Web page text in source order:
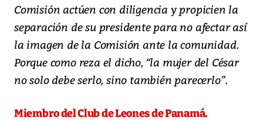
Comisión actúen con diligencia y propicien la
separación de su presidente para no afectar así
la imagen de la Comisión ante la comunidad.
Porque como reza el dicho, “la mujer del César
no solo debe serlo, sino también parecerlo”.
Miembro del Club de Leones de Panamá.